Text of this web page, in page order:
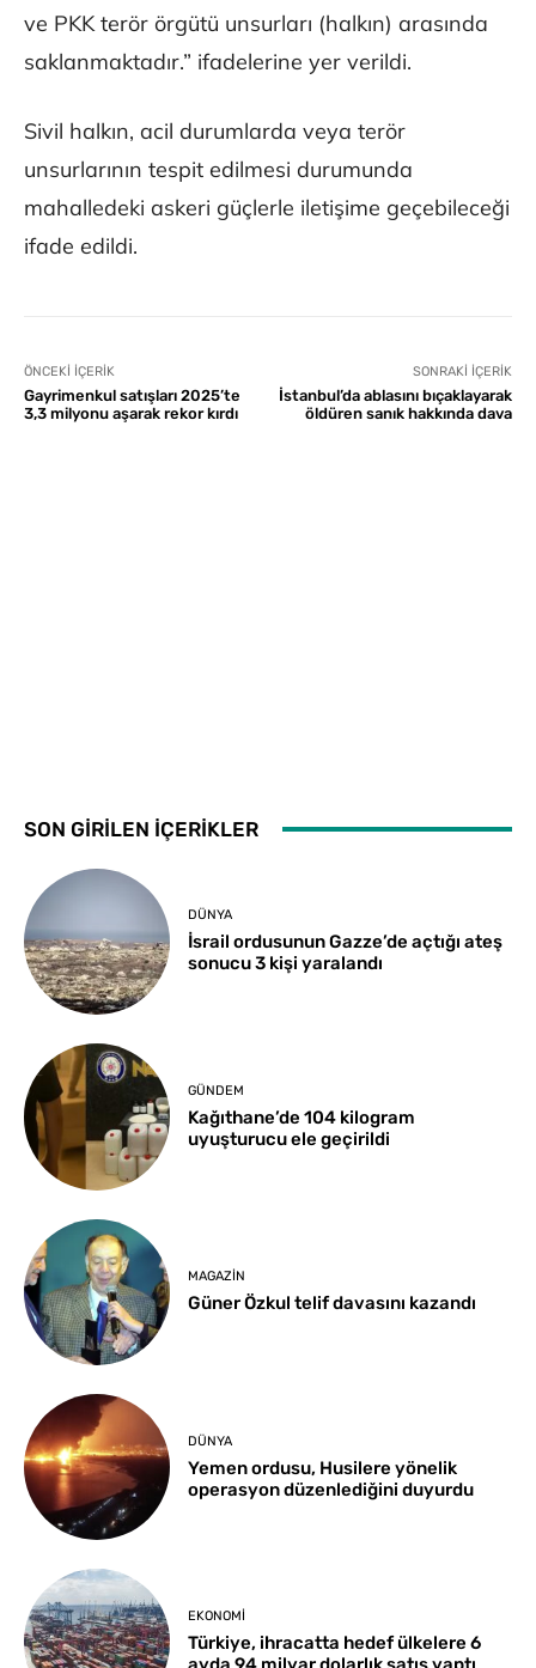
ve PKK terör örgütü unsurları (halkın) arasında
saklanmaktadır.” ifadelerine yer verildi.
Sivil halkın, acil durumlarda veya terör
unsurlarının tespit edilmesi durumunda
mahalledeki askeri güçlerle iletişime geçebileceği
ifade edildi.
ÖNCEKI İÇERIK
Gayrimenkul satışları 2025’te
3,3 milyonu aşarak rekor kırdı
SONRAKI İÇERIK
İstanbul’da ablasını bıçaklayarak
öldüren sanık hakkında dava
SON GİRİLEN İÇERİKLER
DÜNYA
İsrail ordusunun Gazze’de açtığı ateş
sonucu 3 kişi yaralandı
GÜNDEM
Kağıthane’de 104 kilogram
uyuşturucu ele geçirildi
MAGAZIN
Güner Özkul telif davasını kazandı
DÜNYA
Yemen ordusu, Husilere yönelik
operasyon düzenlediğini duyurdu
EKONOMI
Türkiye, ihracatta hedef ülkelere 6